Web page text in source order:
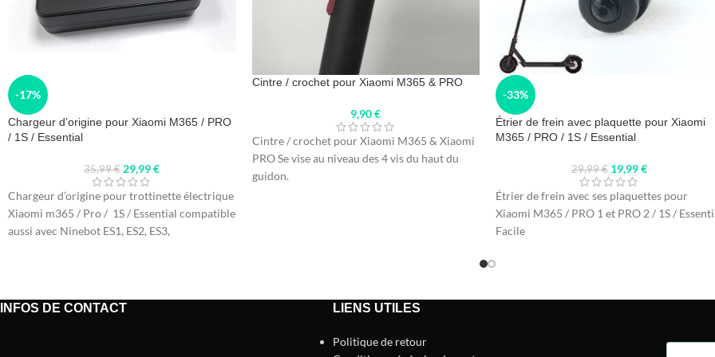
-17%
Chargeur d’origine pour Xiaomi M365 / PRO
/ 1S / Essential
35,99€ 29,99€
Chargeur d’origine pour trottinette électrique
Xiaomi m365 / Pro / 1S / Essential compatible
aussi avec Ninebot ES1, ES2, ES3,
Cintre / crochet pour Xiaomi M365 & PRO
9,90€
Cintre / crochet pour Xiaomi M365 & Xiaomi
PRO Se vise au niveau des 4 vis du haut du
guidon.
-33%
Étrier de frein avec plaquette pour Xiaomi
M365 / PRO / 1S / Essential
29,99€ 19,99€
Étrier de frein avec ses plaquettes pour
Xiaomi M365 / PRO 1 et PRO 2 / 1S /
Facile
INFOS DE CONTACT LIENS UTILES
Politique de retour